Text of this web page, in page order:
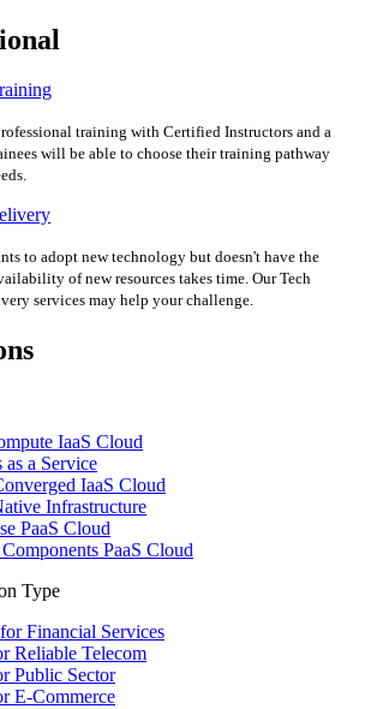
training with Certified Instructors and a
will be able to choose their training pathway
to adopt new technology but doesn't have the
of new resources takes time. Our Tech
services may help your challenge.
IaaS Cloud
a Service
IaaS Cloud
Infrastructure
PaaS Cloud
PaaS Cloud
Type
Financial Services
Reliable Telecom
Public Sector
E-Commerce